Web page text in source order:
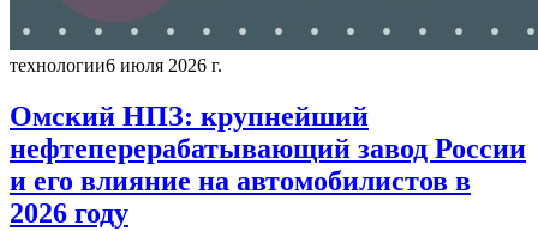
технологии6 июля 2026 г.
Омский НПЗ: крупнейший
нефтеперерабатывающий завод России
и его влияние на автомобилистов в
2026 году